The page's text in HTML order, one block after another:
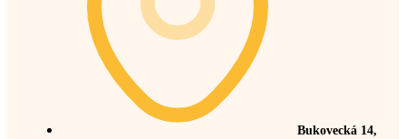
Bukovecká 14,